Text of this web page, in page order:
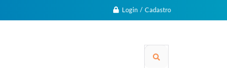
Login / Cadastro